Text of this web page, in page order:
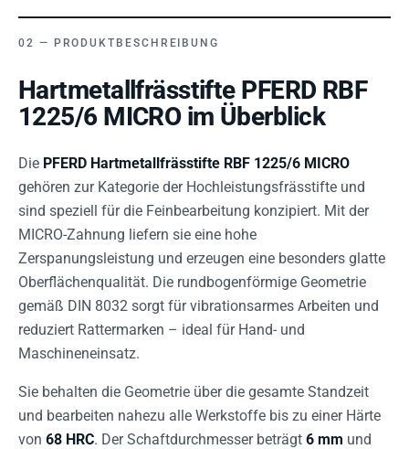
PRODUKTBESCHREIBUNG
Hartmetallfrässtifte PFERD RBF
1225/6 MICRO im Überblick
Die PFERD Hartmetallfrässtifte RBF 1225/6 MICRO
gehören zur Kategorie der Hochleistungsfrässtifte und
sind speziell für die Feinbearbeitung konzipiert. Mit der
MICRO-Zahnung liefern sie eine hohe
Zerspanungsleistung und erzeugen eine besonders glatte
Oberflächenqualität. Die rundbogenförmige Geometrie
gemäß DIN 8032 sorgt für vibrationsarmes Arbeiten und
reduziert Rattermarken – ideal für Hand- und
Maschineneinsatz.
Sie behalten die Geometrie über die gesamte Standzeit
und bearbeiten nahezu alle Werkstoffe bis zu einer Härte
von 68 HRC. Der Schaftdurchmesser beträgt 6 mm und